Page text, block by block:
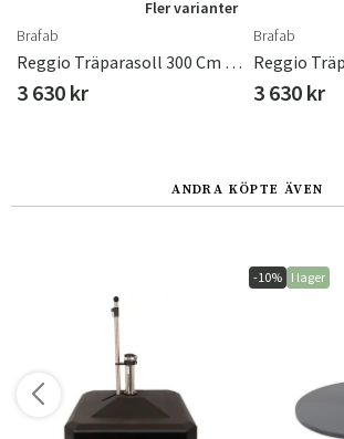
Fler varianter
Brafab
Reggio Träparasoll 300 Cm FSC Natur
3 630 kr
Brafab
3 630 kr
ANDRA KÖPTE ÄVEN
-10% I lager